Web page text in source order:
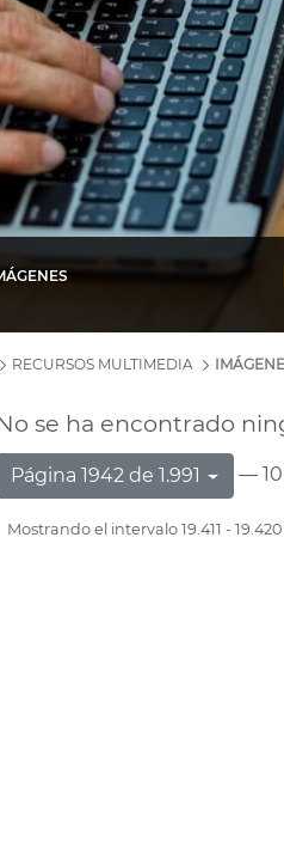
RECURSOS MULTIMEDIA
se ha encontrado
Página 1942 de 1.991 —
Mostrando el intervalo 19.411 -